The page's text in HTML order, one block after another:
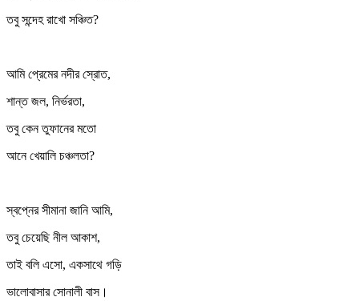
তবু সন্দেহ রাখো সঞ্চিত?
আমি প্রেমের নদীর স্রোত,
শান্ত জল, নির্ভরতা,
তবু কেন তুফানের মতো
আনে খেয়ালি চঞ্চলতা?
স্বপ্নের সীমানা জানি আমি,
তবু চেয়েছি নীল আকাশ,
তাই বলি এসো, একসাথে গড়ি
ভালোবাসার সোনালী বাস।